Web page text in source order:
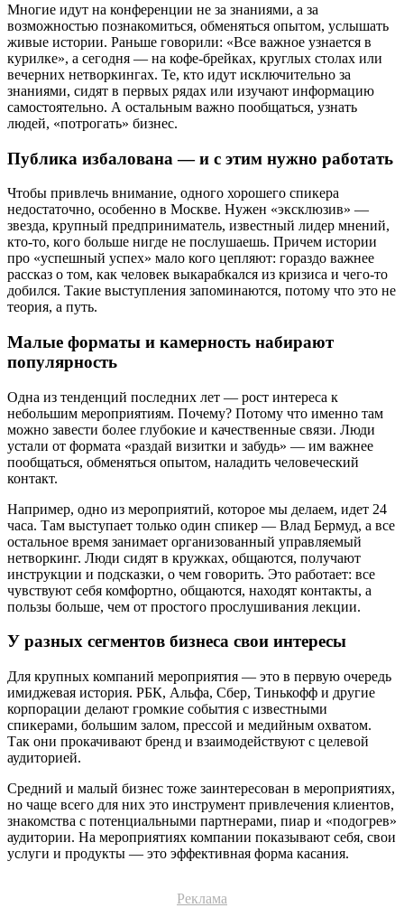
Многие идут на конференции не за знаниями, а за
возможностью познакомиться, обменяться опытом, услышать
живые истории. Раньше говорили: «Все важное узнается в
курилке», а сегодня — на кофе-брейках, круглых столах или
вечерних нетворкингах. Те, кто идут исключительно за
знаниями, сидят в первых рядах или изучают информацию
самостоятельно. А остальным важно пообщаться, узнать
людей, «потрогать» бизнес.
Публика избалована — и с этим нужно работать
Чтобы привлечь внимание, одного хорошего спикера
недостаточно, особенно в Москве. Нужен «эксклюзив» —
звезда, крупный предприниматель, известный лидер мнений,
кто-то, кого больше нигде не послушаешь. Причем истории
про «успешный успех» мало кого цепляют: гораздо важнее
рассказ о том, как человек выкарабкался из кризиса и чего-то
добился. Такие выступления запоминаются, потому что это не
теория, а путь.
Малые форматы и камерность набирают
популярность
Одна из тенденций последних лет — рост интереса к
небольшим мероприятиям. Почему? Потому что именно там
можно завести более глубокие и качественные связи. Люди
устали от формата «раздай визитки и забудь» — им важнее
пообщаться, обменяться опытом, наладить человеческий
контакт.
Например, одно из мероприятий, которое мы делаем, идет 24
часа. Там выступает только один спикер — Влад Бермуд, а все
остальное время занимает организованный управляемый
нетворкинг. Люди сидят в кружках, общаются, получают
инструкции и подсказки, о чем говорить. Это работает: все
чувствуют себя комфортно, общаются, находят контакты, а
пользы больше, чем от простого прослушивания лекции.
У разных сегментов бизнеса свои интересы
Для крупных компаний мероприятия — это в первую очередь
имиджевая история. РБК, Альфа, Сбер, Тинькофф и другие
корпорации делают громкие события с известными
спикерами, большим залом, прессой и медийным охватом.
Так они прокачивают бренд и взаимодействуют с целевой
аудиторией.
Средний и малый бизнес тоже заинтересован в мероприятиях,
но чаще всего для них это инструмент привлечения клиентов,
знакомства с потенциальными партнерами, пиар и «подогрев»
аудитории. На мероприятиях компании показывают себя, свои
услуги и продукты — это эффективная форма касания.
Реклама